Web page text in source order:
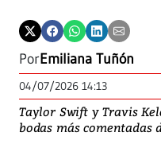
PorEmiliana Tuñón
04/07/2026 14:13
Taylor Swift y Travis
bodas más comentadas